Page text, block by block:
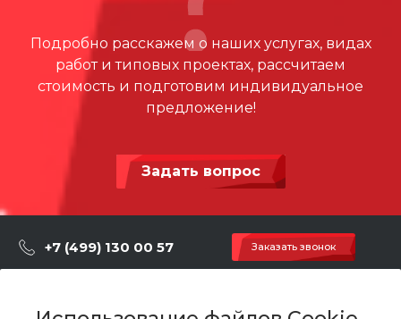
Подробно расскажем о наших услугах, видах
работ и типовых проектах, рассчитаем
стоимость и подготовим индивидуальное
предложение!
Задать вопрос
+7 (499) 130 00 57 Заказать звонок
г. Москва, Марксистская 3 стр.2